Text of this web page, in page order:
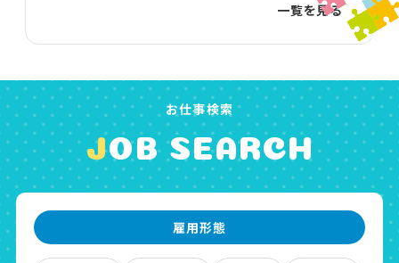
一覧を見る
お仕事検索
JOB SEARCH
雇用形態